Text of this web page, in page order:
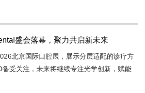
盛会落幕，聚力共启新未来
北京国际口腔展，展示分层适配的诊疗方
受关注，未来将继续专注光学创新，赋能